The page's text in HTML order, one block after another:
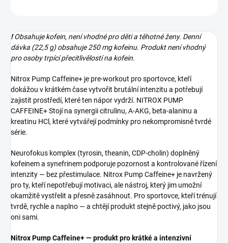
!Obsahuje kofein, není vhodné pro děti a těhotné ženy. Denní
dávka (22,5 g) obsahuje 250 mg kofeinu. Produkt není vhodný
pro osoby trpící přecitlivělostí na kofein.
Nitrox Pump Caffeine+ je pre-workout pro sportovce, kteří
dokážou v krátkém čase vytvořit brutální intenzitu a potřebují
zajistit prostředí, které ten nápor vydrží. NITROX PUMP
CAFFEINE+ Stojí na synergii citrulinu, A-AKG, beta-alaninu a
kreatinu HCl, které vytvářejí podmínky pro nekompromisně tvrdé
série.
Neurofokus komplex (tyrosin, theanin, CDP-cholin) doplněný
kofeinem a synefrinem podporuje pozornost a kontrolované řízení
intenzity — bez přestimulace. Nitrox Pump Caffeine+ je navržený
pro ty, kteří nepotřebují motivaci, ale nástroj, který jim umožní
okamžitě vystřelit a přesně zasáhnout. Pro sportovce, kteří trénují
tvrdě, rychle a naplno — a chtějí produkt stejně poctivý, jako jsou
oni sami.
Nitrox Pump Caffeine+ — produkt pro krátké a intenzivní